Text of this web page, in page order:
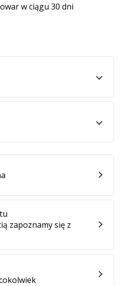
w ciągu 30 dni
zapoznamy się z